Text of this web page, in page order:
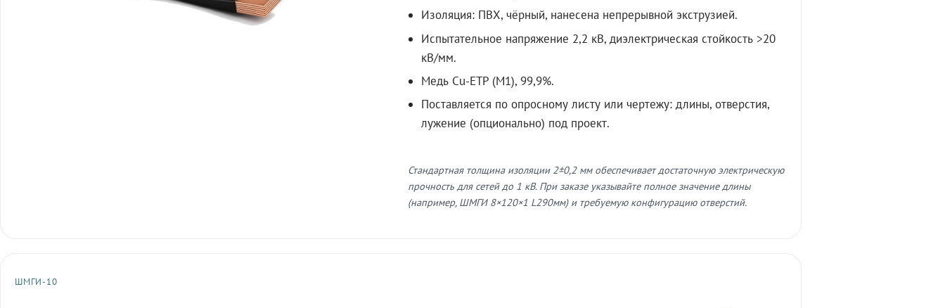
Изоляция: ПВХ, чёрный, нанесена непрерывной экструзией.
Испытательное напряжение 2,2 кВ, диэлектрическая стойкость >20
кВ/мм.
Медь Cu-ETP (M1), 99,9%.
Поставляется по опросному листу или чертежу: длины, отверстия,
лужение (опционально) под проект.
Стандартная толщина изоляции 2±0,2 мм обеспечивает достаточную электрическую
прочность для сетей до 1 кВ. При заказе указывайте полное значение длины
(например, ШМГИ 8×120×1 L290мм) и требуемую конфигурацию отверстий.
ШМГИ-10